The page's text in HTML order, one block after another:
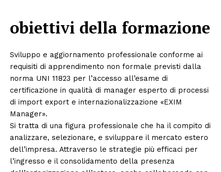
obiettivi della formazione
Sviluppo e aggiornamento professionale conforme ai
requisiti di apprendimento non formale previsti dalla
norma UNI 11823 per l’accesso all’esame di
certificazione in qualità di manager esperto di processi
di import export e internazionalizzazione «EXIM
Manager».
Si tratta di una figura professionale che ha il compito di
analizzare, selezionare, e sviluppare il mercato estero
dell’impresa. Attraverso le strategie più efficaci per
l’ingresso e il consolidamento della presenza